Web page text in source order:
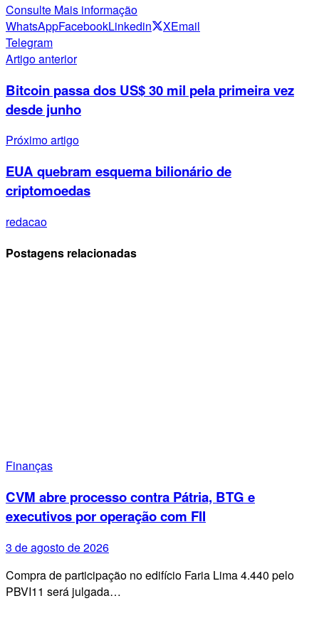
Consulte Mais informação
WhatsAppFacebookLinkedin XEmail
Telegram
Artigo anterior
Bitcoin passa dos US$ 30 mil pela primeira vez
desde junho
Próximo artigo
EUA quebram esquema bilionário de
criptomoedas
redacao
Postagens relacionadas
Finanças
CVM abre processo contra Pátria, BTG e
executivos por operação com FII
3 de agosto de 2026
Compra de participação no edifício Faria Lima 4.440 pelo
PBVI11 será julgada…